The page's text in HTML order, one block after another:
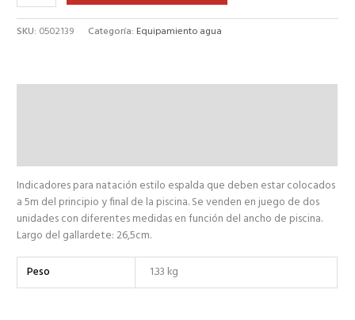
SKU: 0502139 Categoría: Equipamiento agua
Indicadores para natación estilo espalda que deben estar colocados
a 5m del principio y final de la piscina. Se venden en juego de dos
unidades con diferentes medidas en función del ancho de piscina.
Largo del gallardete: 26,5cm.
Peso 1.33 kg